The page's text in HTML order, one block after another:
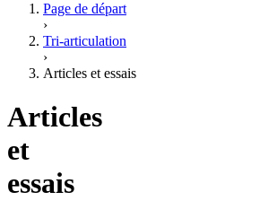
Page de départ
›
Tri-articulation
›
Articles et essais
Articles
et
essais